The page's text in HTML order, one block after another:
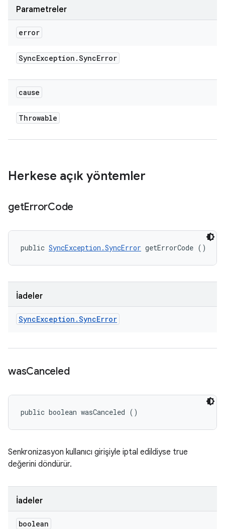
Parametreler
error
SyncException .SyncError
cause
Throwable
Herkese açık yöntemler
getErrorCode
public SyncException.SyncError getErrorCode ()
İadeler
SyncException .SyncError
wasCanceled
public boolean wasCanceled ()
Senkronizasyon kullanıcı girişiyle iptal edildiyse true
değerini döndürür.
İadeler
boolean